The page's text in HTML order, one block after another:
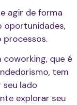
agir de forma
oportunidades,
processos.
coworking, que é
tem
lado
explorar seu